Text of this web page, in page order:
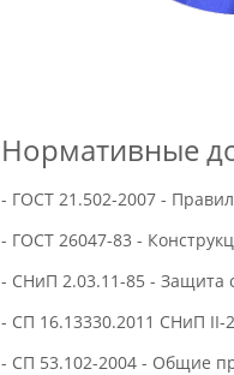
Нормативные
- ГОСТ 21.502-2007 -
- ГОСТ 26047-83 -
- СНиП 2.03.11-85 - Защита
- СП 16.13330.2011 СНиП II-
- СП 53.102-2004 - Общие